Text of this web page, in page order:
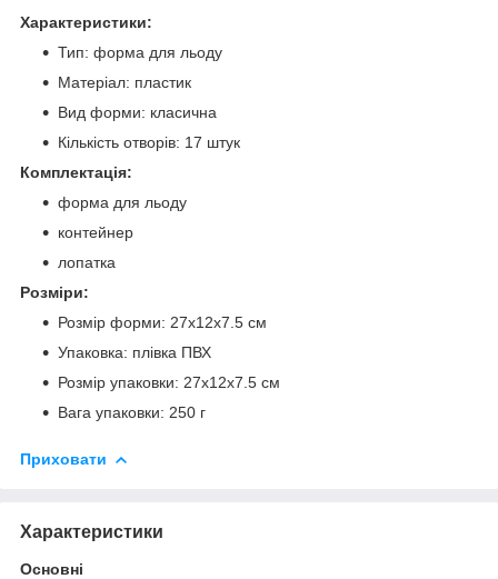
Характеристики:
Тип: форма для льоду
Матеріал: пластик
Вид форми: класична
Кількість отворів: 17 штук
Комплектація:
форма для льоду
контейнер
лопатка
Розміри:
Розмір форми: 27х12х7.5 см
Упаковка: плівка ПВХ
Розмір упаковки: 27х12х7.5 см
Вага упаковки: 250 г
Приховати
Характеристики
Основні